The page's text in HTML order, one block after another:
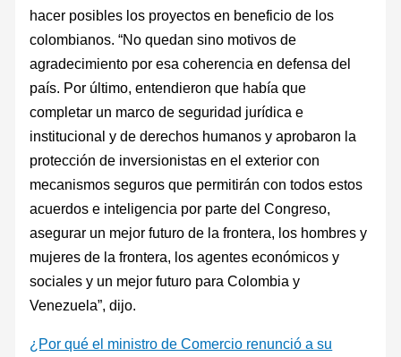
hacer posibles los proyectos en beneficio de los
colombianos. “No quedan sino motivos de
agradecimiento por esa coherencia en defensa del
país. Por último, entendieron que había que
completar un marco de seguridad jurídica e
institucional y de derechos humanos y aprobaron la
protección de inversionistas en el exterior con
mecanismos seguros que permitirán con todos estos
acuerdos e inteligencia por parte del Congreso,
asegurar un mejor futuro de la frontera, los hombres y
mujeres de la frontera, los agentes económicos y
sociales y un mejor futuro para Colombia y
Venezuela”, dijo.
¿Por qué el ministro de Comercio renunció a su